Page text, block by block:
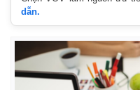
dẫn.